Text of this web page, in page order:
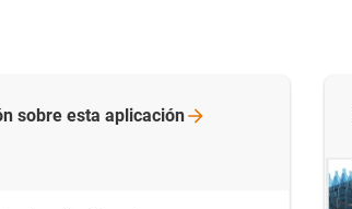
sobre esta aplicación